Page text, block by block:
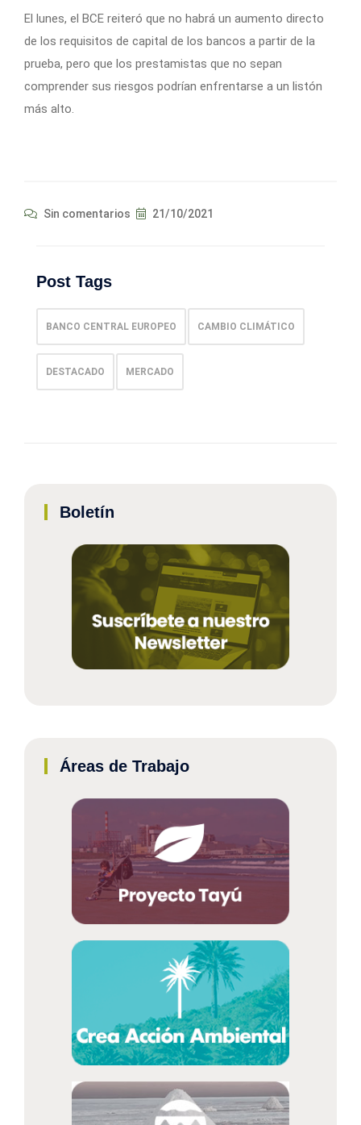
El lunes, el BCE reiteró que no habrá un aumento directo
de los requisitos de capital de los bancos a partir de la
prueba, pero que los prestamistas que no sepan
comprender sus riesgos podrían enfrentarse a un listón
más alto.
Sin comentarios 21/10/2021
Post Tags
BANCO CENTRAL EUROPEO CAMBIO CLIMÁTICO
DESTACADO MERCADO
Boletín
Áreas de Trabajo